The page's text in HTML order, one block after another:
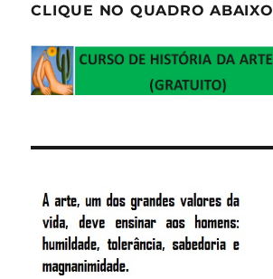
CLIQUE NO QUADRO ABAIXO